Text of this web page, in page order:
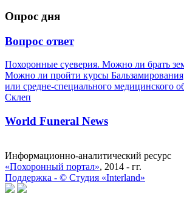
Опрос дня
Вопрос ответ
Похоронные суеверия. Можно ли брать
Можно ли пройти курсы
или средне-специального медицинского
Склеп
World Funeral News
Информационно-аналитический ресурс
«Похоронный портал», 2014 - гг.
Поддержка - © Cтудия «Interland»